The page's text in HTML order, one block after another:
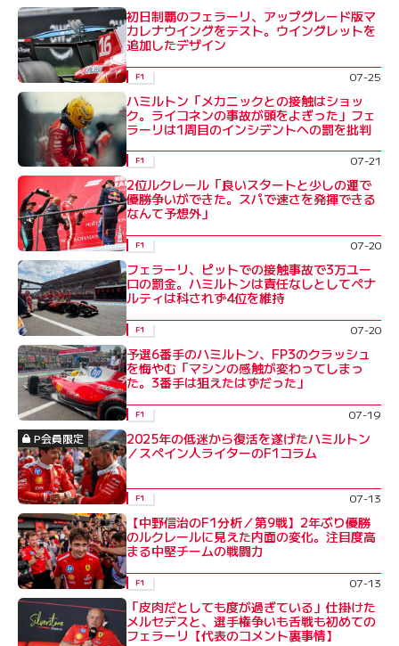
初日制覇のフェラーリ、アップグレード版マ
カレナウイングをテスト。ウイングレットを
追加したデザイン
F1 07-25
ハミルトン「メカニックとの接触はショッ
ク。ライコネンの事故が頭をよぎった」フェ
ラーリは1周目のインシデントへの罰を批判
F1 07-21
2位ルクレール「良いスタートと少しの運で
優勝争いができた。スパで速さを発揮できる
なんて予想外」
F1 07-20
フェラーリ、ピットでの接触事故で3万ユー
ロの罰金。ハミルトンは責任なしとしてペナ
ルティは科されず4位を維持
F1 07-20
予選6番手のハミルトン、FP3のクラッシュ
を悔やむ「マシンの感触が変わってしまっ
た。3番手は狙えたはずだった」
F1
07-19
P会員限定
2025年の低迷から復活を遂げたハミルトン
／スペイン人ライターのF1コラム
F1 07-13
【中野信治のF1分析／第9戦】2年ぶり優勝
のルクレールに見えた内面の変化。注目度高
まる中堅チームの戦闘力
F1 07-13
「皮肉だとしても度が過ぎている」仕掛けた
メルセデスと、選手権争いも舌戦も初めての
フェラーリ【代表のコメント裏事情】